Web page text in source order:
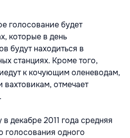
голосование будет
которые в день
будут находиться в
станциях. Кроме того,
к кочующим оленеводам,
отмечает
декабре 2011 года средняя
голосования одного